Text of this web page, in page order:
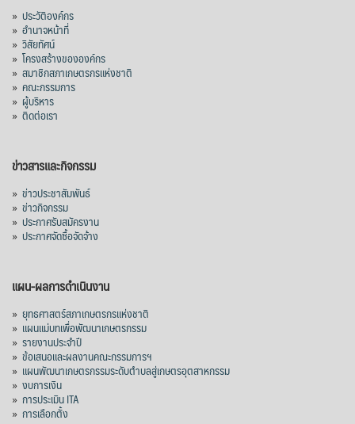
» ประวัติองค์กร
» อำนาจหน้าที่
» วิสัยทัศน์
» โครงสร้างขององค์กร
» สมาชิกสภาเกษตรกรแห่งชาติ
» คณะกรรมการ
» ผู้บริหาร
» ติดต่อเรา
ข่าวสารและกิจกรรม
» ข่าวประชาสัมพันธ์
» ข่าวกิจกรรม
» ประกาศรับสมัครงาน
» ประกาศจัดซื้อจัดจ้าง
แผน-ผลการดำเนินงาน
» ยุทธศาสตร์สภาเกษตรกรแห่งชาติ
» แผนแม่บทเพื่อพัฒนาเกษตรกรรม
» รายงานประจำปี
» ข้อเสนอและผลงานคณะกรรมการฯ
» แผนพัฒนาเกษตรกรรมระดับตำบลสู่เกษตรอุตสาหกรรม
» งบการเงิน
» การประเมิน ITA
» การเลือกตั้ง